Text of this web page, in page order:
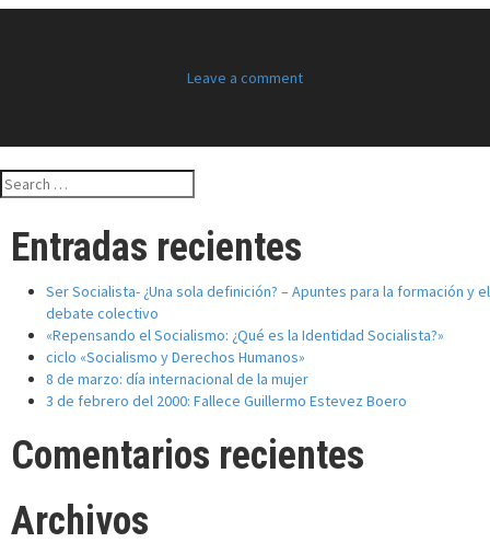
Leave a comment
Search
for:
Entradas recientes
Ser Socialista- ¿Una sola definición? – Apuntes para la formación y el
debate colectivo
«Repensando el Socialismo: ¿Qué es la Identidad Socialista?»
ciclo «Socialismo y Derechos Humanos»
8 de marzo: día internacional de la mujer
3 de febrero del 2000: Fallece Guillermo Estevez Boero
Comentarios recientes
Archivos